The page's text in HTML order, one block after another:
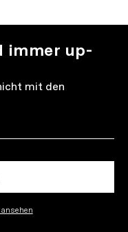
immer up-
mit den